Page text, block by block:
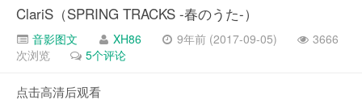
ClariS（SPRING TRACKS -春のうた-）
音影图文 XH86 9年前 (2017-09-05)
3666
次浏览
5个评论
点击高清后观看